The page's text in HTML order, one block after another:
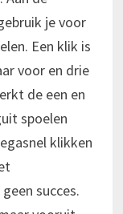
je voor
Een klik is
voor en drie
de een en
spoelen
klikken
succes.